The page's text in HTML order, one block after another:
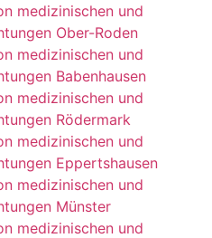
medizinischen und
Ober-Roden
medizinischen und
Babenhausen
medizinischen und
Rödermark
medizinischen und
Eppertshausen
medizinischen und
Münster
medizinischen und